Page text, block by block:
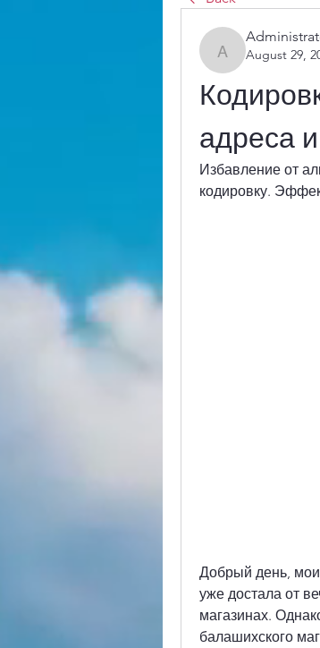
Administrator
August 29,
адреса
Избавление от
кодировку.
Добрый день, мои
уже достала от
магазинах.
балашихского